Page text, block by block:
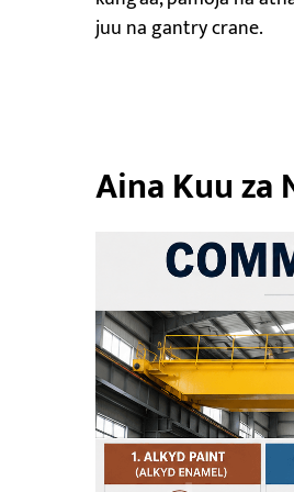
juu na gantry crane.
Aina Kuu za